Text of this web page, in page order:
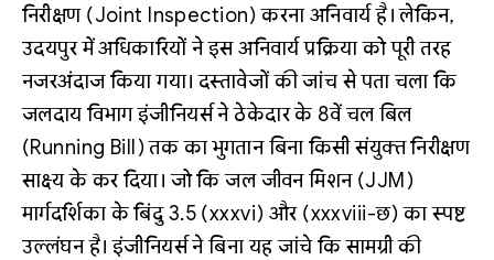
निरीक्षण (Joint Inspection) करना अनिवार्य है। लेकिन,
उदयपुर में अधिकारियों ने इस अनिवार्य प्रक्रिया को पूरी तरह
नजरअंदाज किया गया। दस्तावेजों की जांच से पता चला कि
जलदाय विभाग इंजीनियर्स ने ठेकेदार के 8वें चल बिल
(Running Bill) तक का भुगतान बिना किसी संयुक्त निरीक्षण
साक्ष्य के कर दिया। जो कि जल जीवन मिशन (JJM)
मार्गदर्शिका के बिंदु 3.5 (xxxvi) और (xxxviii-छ) का स्पष्ट
उल्लंघन है। इंजीनियर्स ने बिना यह जांचे कि सामग्री की